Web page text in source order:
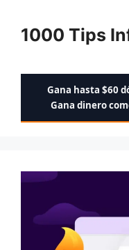
contenido
1000 Tips
Gana hasta $60
Gana dinero